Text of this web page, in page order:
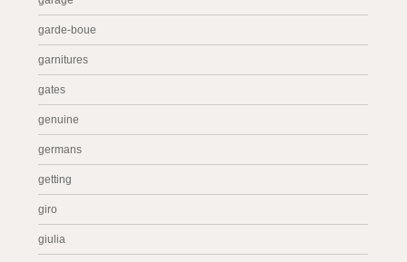
garde-boue
garnitures
gates
genuine
germans
getting
giro
giulia